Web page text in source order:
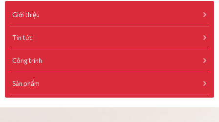
Giới thiệu
Tin tức
Công trình
Sản phẩm